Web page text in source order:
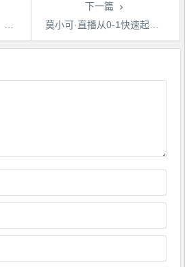
下一篇
莫小可·直播从0-1快速起号，​提升直播间话术逻辑，掌握各种起号玩法，快速了解流量核心